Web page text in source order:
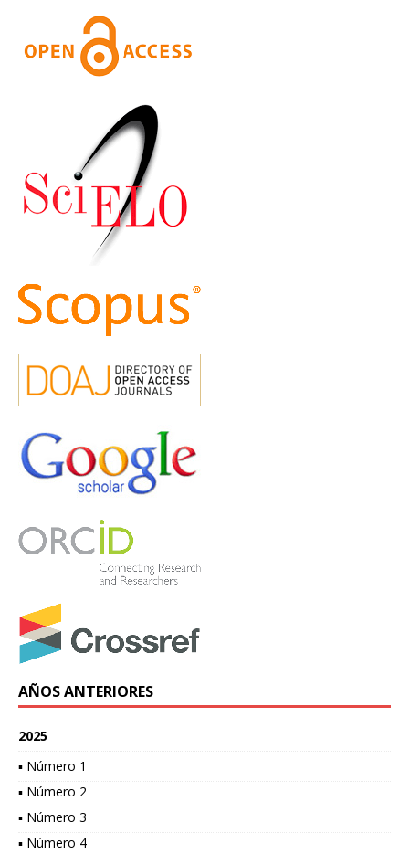
AÑOS ANTERIORES
2025
▪ Número 1
▪ Número 2
▪ Número 3
▪ Número 4